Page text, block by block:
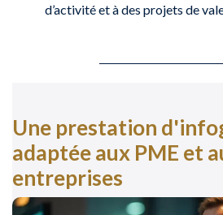
d’activité et à des projets de
Une prestation
adaptée aux PME et
entreprises